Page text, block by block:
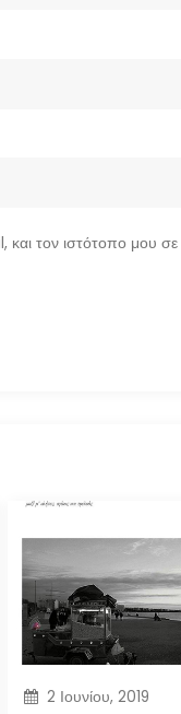
τον ιστότοπο μου
2 Ιουνίου, 2019